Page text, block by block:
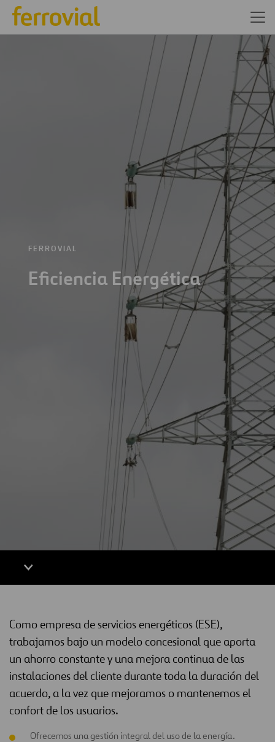
FERROVIAL
Eficiencia Energética
Como empresa de servicios energéticos (ESE),
trabajamos bajo un modelo concesional que aporta
un ahorro constante y una mejora continua de las
instalaciones del cliente durante toda la duración del
acuerdo, a la vez que mejoramos o mantenemos el
confort de los usuarios.
Ofrecemos una gestión integral del uso de la energía.